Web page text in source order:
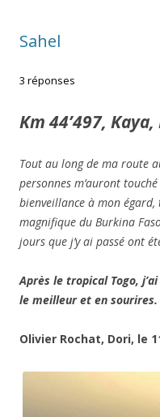
Sahel
3 réponses
Km 44’497,
Tout au long de ma route
personnes m’auront
bienveillance à mon
magnifique du Burkina
jours que j’y ai passé ont
Après le tropical Togo,
le meilleur et en sourires.
Olivier Rochat, Dori, le